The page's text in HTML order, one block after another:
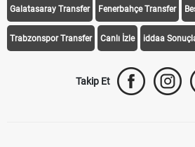
Galatasaray Transfer Fenerbahçe Transfer
Trabzonspor Transfer Canlı İzle iddaa
Takip Et